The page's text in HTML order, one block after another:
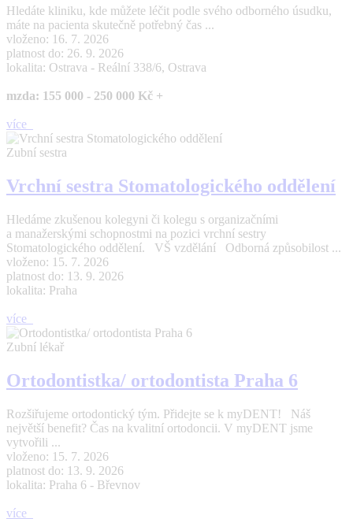
Hledáte kliniku, kde můžete léčit podle svého odborného úsudku,
máte na pacienta skutečně potřebný čas ...
vloženo: 16. 7. 2026
platnost do: 26. 9. 2026
lokalita: Ostrava - Reální 338/6, Ostrava
mzda: 155 000 - 250 000 Kč +
více
Zubní sestra
Vrchní sestra Stomatologického oddělení
Hledáme zkušenou kolegyni či kolegu s organizačními
a manažerskými schopnostmi na pozici vrchní sestry
Stomatologického oddělení. VŠ vzdělání Odborná způsobilost ...
vloženo: 15. 7. 2026
platnost do: 13. 9. 2026
lokalita: Praha
více
Zubní lékař
Ortodontistka/ ortodontista Praha 6
Rozšiřujeme ortodontický tým. Přidejte se k myDENT! Náš
největší benefit? Čas na kvalitní ortodoncii. V myDENT jsme
vytvořili ...
vloženo: 15. 7. 2026
platnost do: 13. 9. 2026
lokalita: Praha 6 - Břevnov
více